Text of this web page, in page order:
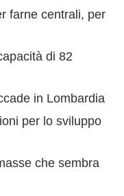
farne centrali, per
di 82
in Lombardia
per lo sviluppo
che sembra